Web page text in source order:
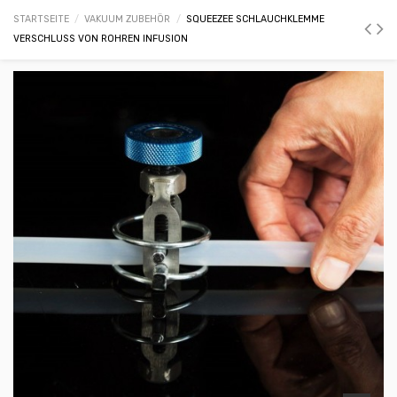
STARTSEITE VAKUUM ZUBEHÖR
SQUEEZEE SCHLAUCHKLEMME
VERSCHLUSS VON ROHREN INFUSION